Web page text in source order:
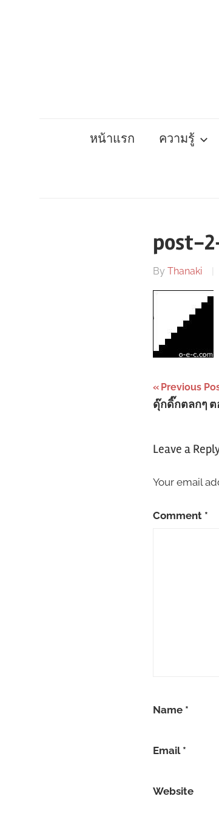
หน้าแรก ความรู้
post-
By Thanaki
Post
Previous
ดุ๊กดิ๊กตลกๆ ต
Leave a
Your email
Comment *
Name *
Email *
Website